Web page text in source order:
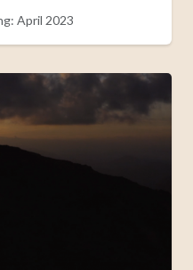
April 2023